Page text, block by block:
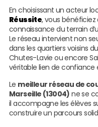
En choisissant un acteur
Réussite, vous
connaissance du terrain
Le réseau intervient non
dans les quartiers voisins
Chutes-Lavie ou encore
véritable lien de confiance
Le meilleur réseau de
Marseille (13004) ne se
il accompagne les élèves
construire un parcours